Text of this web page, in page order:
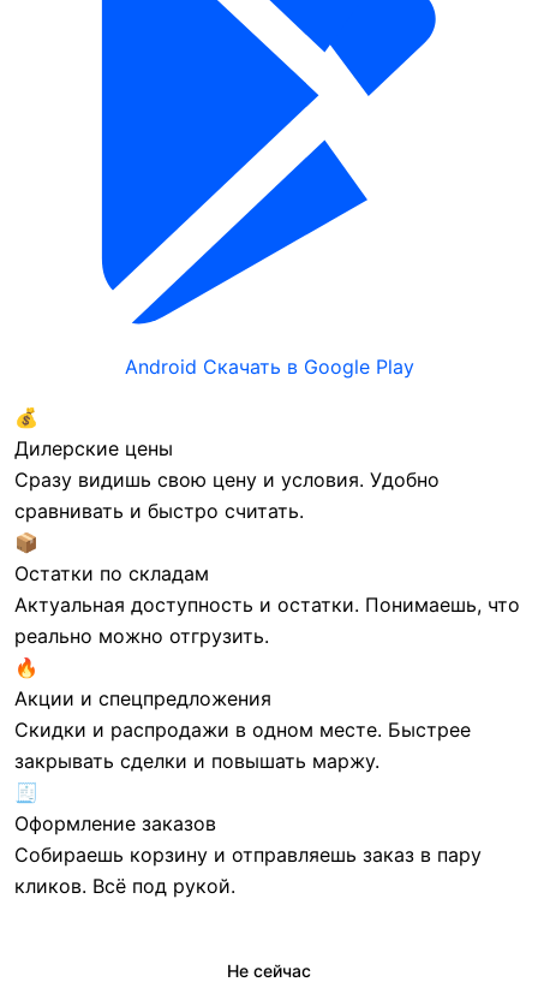
Аккумуляторная батарея 12В, 7А/ч. Типы клемм: F2.
Рабочая температура: от -10°С до +50°С.
Температура хранения: -20°С до +50°С. Размер
(ДхВхШ): 151x94x65 мм. Вес: 2,05 кг.
Популярные в разделе
71 415 ₸/шт
Аккумуляторная батарея SVC
VP1265/S 12В 65 Ач
(350*165*178)
Android Скачать в Google Play
💰
Дилерские цены
Сразу видишь свою цену и условия. Удобно
сравнивать и быстро считать.
📦
Остатки по складам
Актуальная доступность и остатки. Понимаешь, что
реально можно отгрузить.
🔥
Акции и спецпредложения
Скидки и распродажи в одном месте. Быстрее
закрывать сделки и повышать маржу.
🧾
Оформление заказов
Собираешь корзину и отправляешь заказ в пару
кликов. Всё под рукой.
Не сейчас